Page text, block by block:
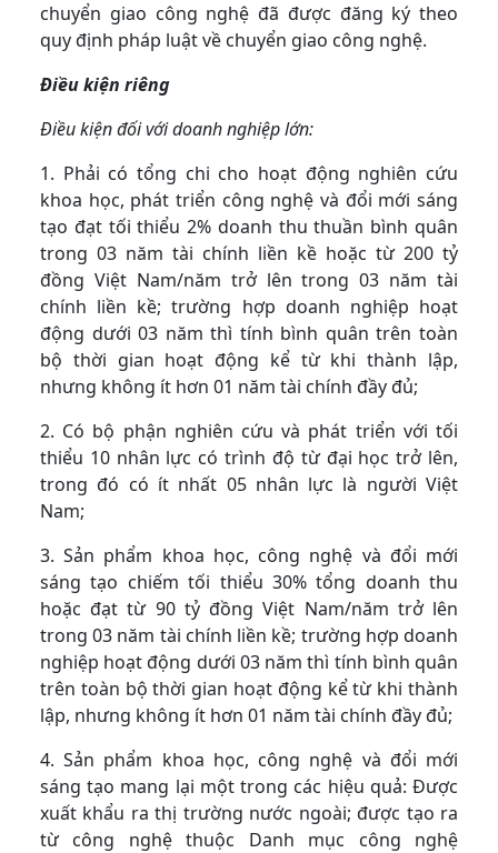
chuyển giao công nghệ đã được đăng ký theo
quy định pháp luật về chuyển giao công nghệ.
Điều kiện riêng
Điều kiện đối với doanh nghiệp lớn:
1. Phải có tổng chi cho hoạt động nghiên cứu
khoa học, phát triển công nghệ và đổi mới sáng
tạo đạt tối thiểu 2% doanh thu thuần bình quân
trong 03 năm tài chính liền kề hoặc từ 200 tỷ
đồng Việt Nam/năm trở lên trong 03 năm tài
chính liền kề; trường hợp doanh nghiệp hoạt
động dưới 03 năm thì tính bình quân trên toàn
bộ thời gian hoạt động kể từ khi thành lập,
nhưng không ít hơn 01 năm tài chính đầy đủ;
2. Có bộ phận nghiên cứu và phát triển với tối
thiểu 10 nhân lực có trình độ từ đại học trở lên,
trong đó có ít nhất 05 nhân lực là người Việt
Nam;
3. Sản phẩm khoa học, công nghệ và đổi mới
sáng tạo chiếm tối thiểu 30% tổng doanh thu
hoặc đạt từ 90 tỷ đồng Việt Nam/năm trở lên
trong 03 năm tài chính liền kề; trường hợp doanh
nghiệp hoạt động dưới 03 năm thì tính bình quân
trên toàn bộ thời gian hoạt động kể từ khi thành
lập, nhưng không ít hơn 01 năm tài chính đầy đủ;
4. Sản phẩm khoa học, công nghệ và đổi mới
sáng tạo mang lại một trong các hiệu quả: Được
xuất khẩu ra thị trường nước ngoài; được tạo ra
từ công nghệ thuộc Danh mục công nghệ